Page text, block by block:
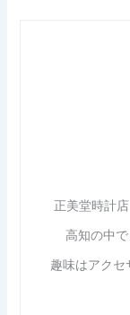
正美堂時計
高知の中
趣味はアクセ